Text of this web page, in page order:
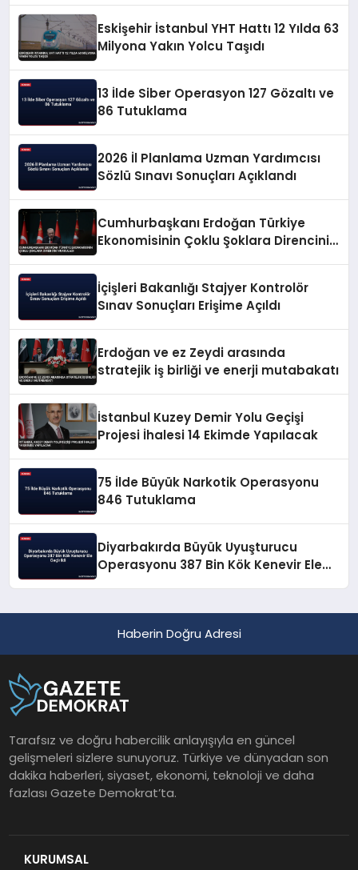
Eskişehir İstanbul YHT Hattı 12 Yılda 63
Milyona Yakın Yolcu Taşıdı
13 İlde Siber Operasyon 127 Gözaltı ve
86 Tutuklama
2026 İl Planlama Uzman Yardımcısı
Sözlü Sınavı Sonuçları Açıklandı
Cumhurbaşkanı Erdoğan Türkiye
Ekonomisinin Çoklu Şoklara Direncini
İçişleri Bakanlığı Stajyer Kontrolör
Sınav Sonuçları Erişime Açıldı
Erdoğan ve ez Zeydi arasında
stratejik iş birliği ve enerji mutabakatı
İstanbul Kuzey Demir Yolu Geçişi
Projesi İhalesi 14 Ekimde Yapılacak
75 İlde Büyük Narkotik Operasyonu
846 Tutuklama
Diyarbakırda Büyük Uyuşturucu
Operasyonu 387 Bin Kök Kenevir Ele
Haberin Doğru Adresi
Tarafsız ve doğru habercilik anlayışıyla en güncel
gelişmeleri sizlere sunuyoruz. Türkiye ve dünyadan son
dakika haberleri, siyaset, ekonomi, teknoloji ve daha
fazlası Gazete Demokrat’ta.
KURUMSAL